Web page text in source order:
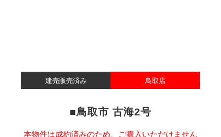
建売販売済み 鳥取店
■鳥取市 古海2号
本物件は成約済みのため、ご購入いただけません